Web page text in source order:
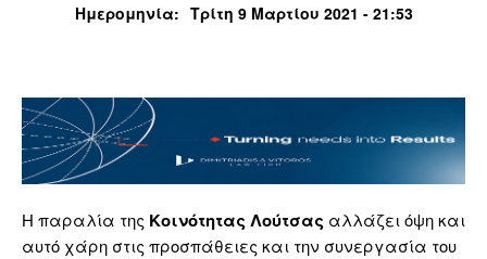
Ημερομηνία: Τρίτη 9 Μαρτίου 2021 - 21:53
Η παραλία της Κοινότητας Λούτσας αλλάζει όψη και
αυτό χάρη στις προσπάθειες και την συνεργασία του